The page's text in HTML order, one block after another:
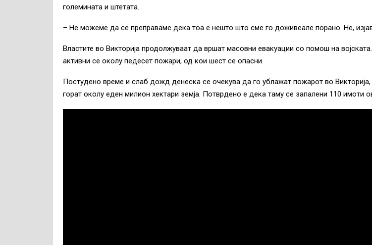
големината и штетата.
– Не можеме да се преправаме дека тоа е нешто што сме го доживеале порано. Не,
Властите во Викторија продолжуваат да вршат масовни евакуации со помош на
активни се околу педесет пожари, од кои шест се опасни.
Постудено време и слаб дожд денеска се очекува да го ублажат пожарот во
горат околу еден милион хектари земја. Потврдено е дека таму се запалени 110 имоти